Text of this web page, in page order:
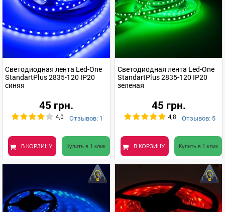
Светодиодная лента Led-One
StandartPlus 2835-120 IP20
синяя
45 грн.
4,0 Отзывов: 1
В КОРЗИНУ Купить в 1 клик
Светодиодная лента Led-One
StandartPlus 2835-120 IP20
зеленая
45 грн.
4,8 Отзывов: 5
В КОРЗИНУ Купить в 1 клик